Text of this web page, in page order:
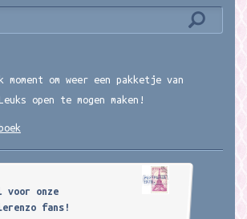
om weer een pakketje van
open te mogen maken!
voor onze
fans!